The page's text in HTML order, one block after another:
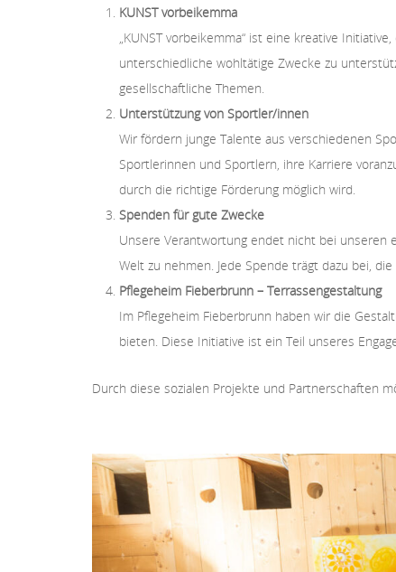
KUNST vorbeikemma
„KUNST vorbeikemma“ ist eine kreative
unterschiedliche wohltätige Zwecke zu
gesellschaftliche Themen.
Unterstützung von Sportler/innen
Wir fördern junge Talente aus verschiedenen
Sportlerinnen und Sportlern, ihre Karriere
durch die richtige Förderung möglich wird.
Spenden für gute Zwecke
Unsere Verantwortung endet nicht bei unseren
Welt zu nehmen. Jede Spende trägt dazu bei,
Pflegeheim Fieberbrunn – Terrassengestaltung
Im Pflegeheim Fieberbrunn haben wir die
bieten. Diese Initiative ist ein Teil unseres
Durch diese sozialen Projekte und Partnerschaften